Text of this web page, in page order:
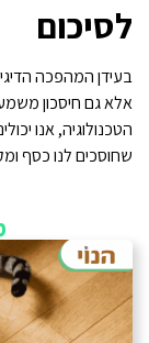
לסיכום
בעידן המהפכה
אלא גם חיסכון
הטכנולוגיה, אנו
שחוסכים לנו כסף